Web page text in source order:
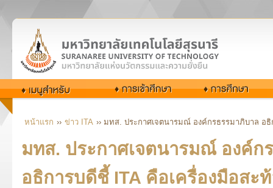
หน้าแรก ›› ข่าว ITA ›› มทส. ประกาศเจตนารมณ์ องค์กรธรรมาภิบาล
มทส. ประกาศเจตนารมณ์ องค์ก
อธิการบดีชี้ ITA คือเครื่องมือสะ